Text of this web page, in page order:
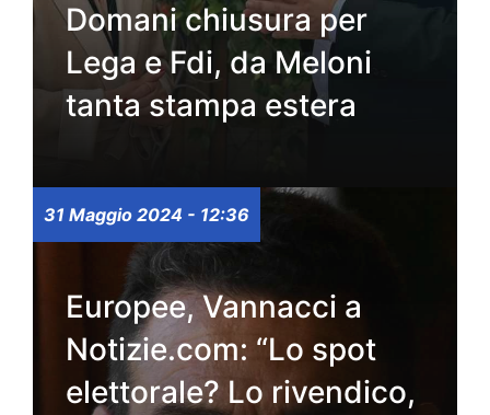
Domani chiusura per
Lega e Fdi, da Meloni
tanta stampa estera
31 Maggio 2024 - 12:36
Europee, Vannacci a
Notizie.com: “Lo spot
elettorale? Lo rivendico,